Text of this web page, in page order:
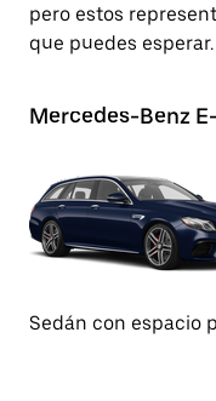
pero estos
que puedes esperar.
Mercedes-Benz
Sedán con espacio